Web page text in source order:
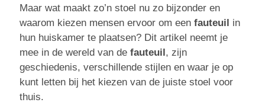
Maar wat maakt zo’n stoel nu zo bijzonder en
waarom kiezen mensen ervoor om een fauteuil
in
hun huiskamer te plaatsen? Dit artikel neemt je
mee in de wereld van de fauteuil , zijn
geschiedenis, verschillende stijlen en waar je op
kunt letten bij het kiezen van de juiste stoel voor
thuis.